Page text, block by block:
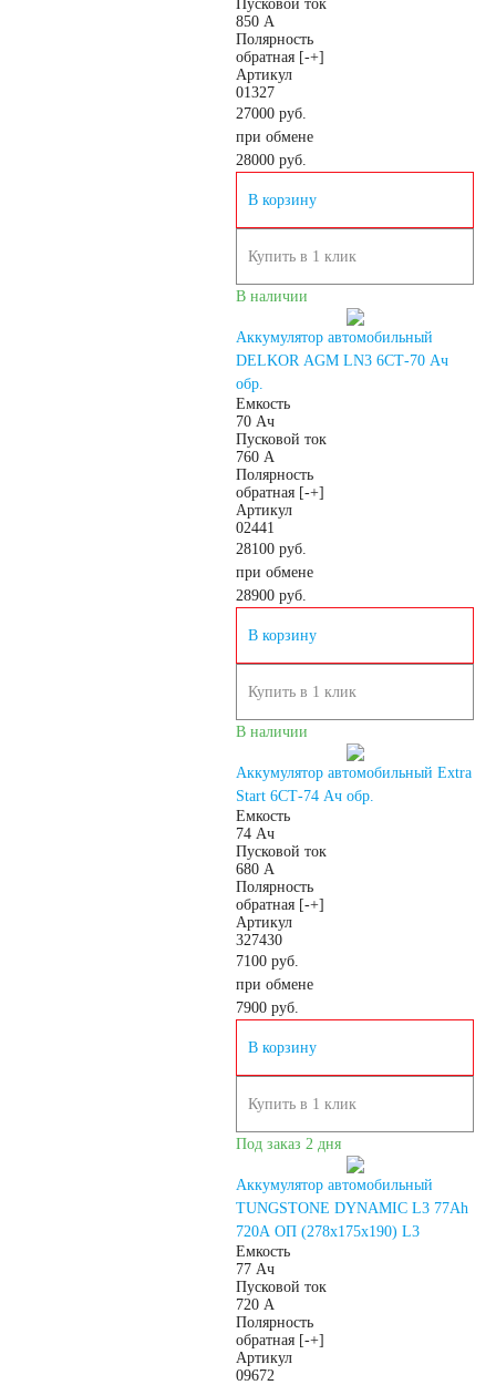
Автомобильные
Пусковой ток
850 А
Полярность
обратная [-+]
Артикул
01327
27000 руб.
при обмене
28000 руб.
В корзину
Купить в 1 клик
В наличии
Аккумулятор автомобильный
DELKOR AGM LN3 6СТ-70 Ач
обр.
Емкость
70 Ач
Пусковой ток
760 А
Полярность
обратная [-+]
Артикул
02441
28100 руб.
при обмене
28900 руб.
В корзину
Купить в 1 клик
В наличии
Аккумулятор автомобильный Extra
Start 6СТ-74 Ач обр.
Емкость
74 Ач
Пусковой ток
680 А
Полярность
обратная [-+]
Артикул
327430
7100 руб.
при обмене
7900 руб.
В корзину
Купить в 1 клик
Под заказ 2 дня
Аккумулятор автомобильный
TUNGSTONE DYNAMIC L3 77Ah
720A ОП (278х175х190) L3
Емкость
77 Ач
Пусковой ток
720 А
Полярность
обратная [-+]
Артикул
09672